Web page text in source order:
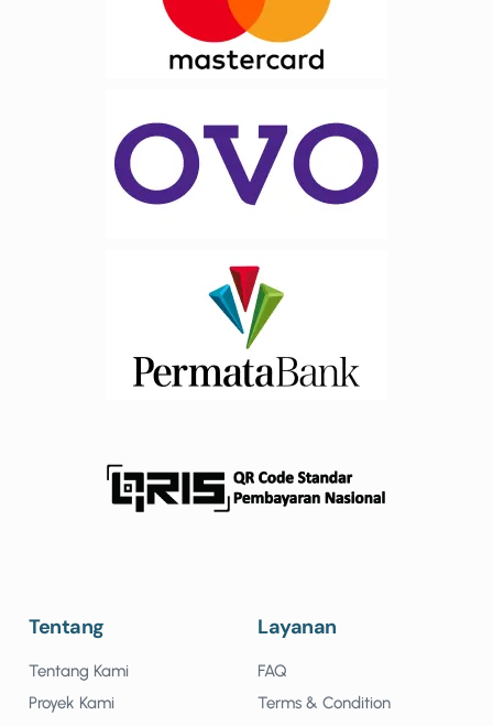
Tentang
Tentang Kami
Proyek Kami
Layanan
FAQ
Terms & Condition